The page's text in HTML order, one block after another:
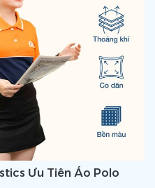
Ưu Tiên Áo Polo